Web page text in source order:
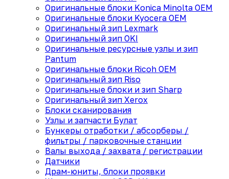
Оригинальные блоки Konica Minolta OEM
Оригинальные блоки Kyocera OEM
Оригинальный зип Lexmark
Оригинальный зип OKI
Оригинальные ресурсные узлы и зип
Pantum
Оригинальные блоки Ricoh OEM
Оригинальный зип Riso
Оригинальные блоки и зип Sharp
Оригинальный зип Xerox
Блоки сканирования
Узлы и запчасти Булат
Бункеры отработки / абсорберы /
фильтры / парковочные станции
Валы выхода / захвата / регистрации
Датчики
Драм-юниты, блоки проявки